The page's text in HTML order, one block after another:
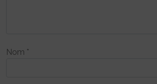
Nom *